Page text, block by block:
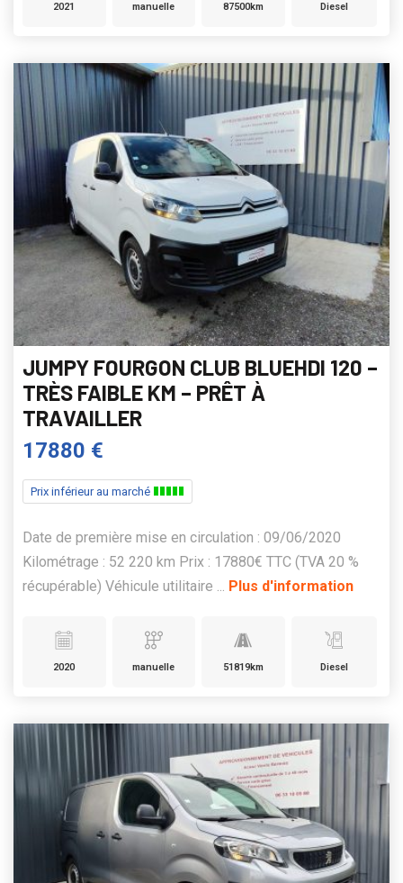
2021 manuelle 87500km Diesel
JUMPY FOURGON CLUB BLUEHDI 120 –
TRÈS FAIBLE KM – PRÊT À
TRAVAILLER
17880 €
Prix inférieur au marché
Date de première mise en circulation : 09/06/2020
Kilométrage : 52 220 km Prix : 17880€ TTC (TVA 20 %
récupérable) Véhicule utilitaire ... Plus d'information
2020 manuelle 51819km Diesel